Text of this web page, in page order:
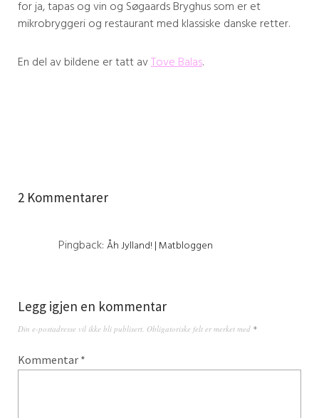
for ja, tapas og vin og Søgaards Bryghus som er et
mikrobryggeri og restaurant med klassiske danske retter.
En del av bildene er tatt avTove Balas.
2 Kommentarer
Pingback: Åh Jylland! | Matbloggen
Legg igjen en kommentar
Din e-postadresse vil ikke bli publisert. Obligatoriske felt er merket med *
Kommentar *